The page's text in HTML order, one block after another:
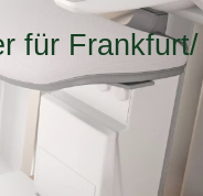
für Frankfurt/